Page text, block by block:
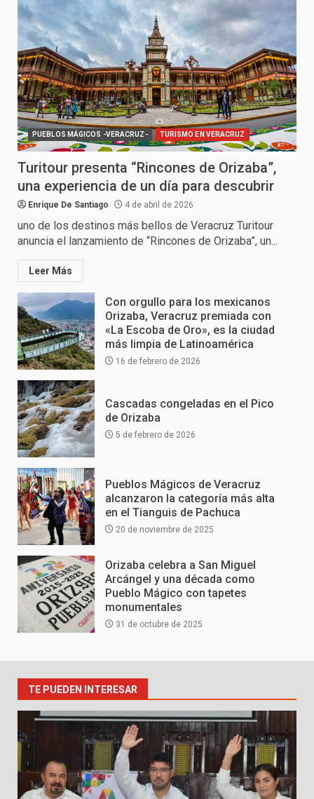
PUEBLOS MÁGICOS -VERACRUZ- TURISMO EN VERACRUZ
Turitour presenta “Rincones de Orizaba”,
una experiencia de un día para descubrir
Enrique De Santiago 4 de abril de 2026
uno de los destinos más bellos de Veracruz Turitour
anuncia el lanzamiento de “Rincones de Orizaba”, un...
Leer Más
Con orgullo para los mexicanos
Orizaba, Veracruz premiada con
«La Escoba de Oro», es la ciudad
más limpia de Latinoamérica
16 de febrero de 2026
Cascadas congeladas en el Pico
de Orizaba
5 de febrero de 2026
Pueblos Mágicos de Veracruz
alcanzaron la categoría más alta
en el Tianguis de Pachuca
20 de noviembre de 2025
Orizaba celebra a San Miguel
Arcángel y una década como
Pueblo Mágico con tapetes
monumentales
31 de octubre de 2025
TE PUEDEN INTERESAR